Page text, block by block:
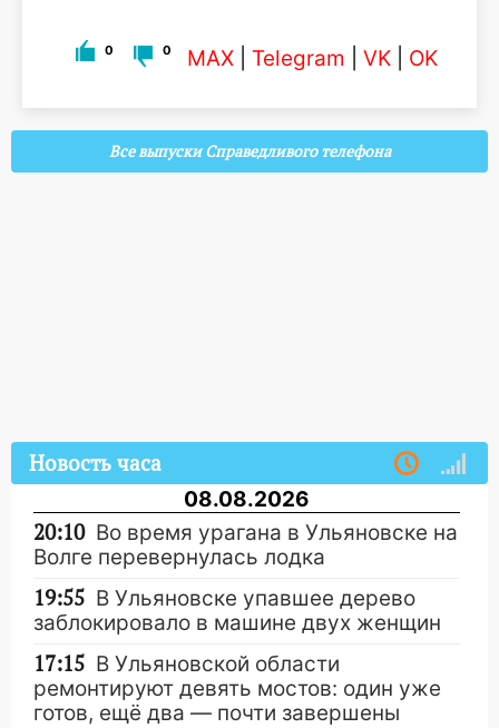
0 0 MAX Telegram VK OK
Все выпуски Справедливого телефона
Новость часа
08.08.2026
20:10 Во время урагана в Ульяновске на
Волге перевернулась лодка
19:55 В Ульяновске упавшее дерево
заблокировало в машине двух женщин
17:15 В Ульяновской области
ремонтируют девять мостов: один уже
готов, ещё два — почти завершены